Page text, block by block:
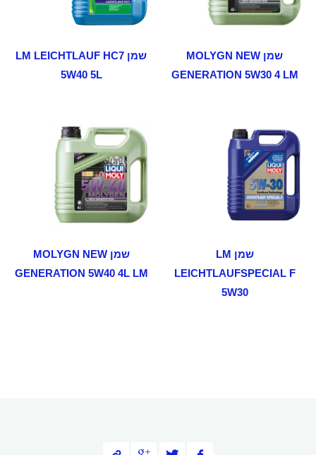
שמן MOLYGN NEW
GENERATION 5W30 4 LM
שמן LM LEICHTLAUF HC7
5W40 5L
שמן LM
LEICHTLAUFSPECIAL F
5W30
שמן MOLYGN NEW
GENERATION 5W40 4L LM